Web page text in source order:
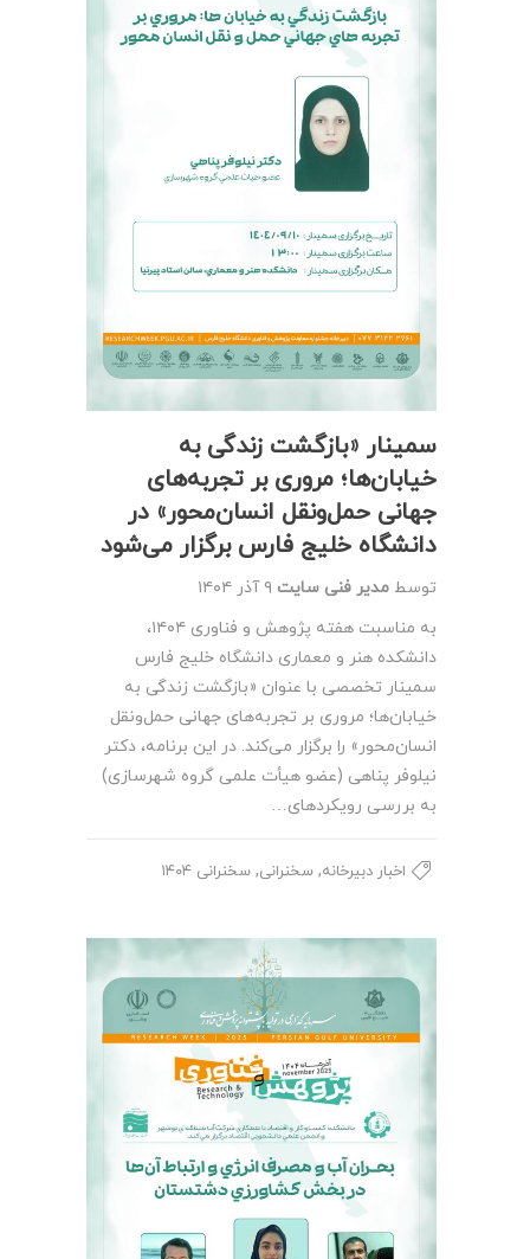
سمینار «بازگشت زندگی به
خیابان‌ها؛ مروری بر تجربه‌های
جهانی حمل‌ونقل انسان‌محور» در
دانشگاه خلیج فارس برگزار می‌شود
توسط مدیر فنی سایت ۹ آذر ۱۴۰۴
به مناسبت هفته پژوهش و فناوری ۱۴۰۴،
دانشکده هنر و معماری دانشگاه خلیج فارس
سمینار تخصصی با عنوان «بازگشت زندگی به
خیابان‌ها؛ مروری بر تجربه‌های جهانی حمل‌ونقل
انسان‌محور» را برگزار می‌کند. در این برنامه، دکتر
نیلوفر پناهی (عضو هیأت علمی گروه شهرسازی)
به بررسی رویکردهای…
اخبار دبیرخانه, سخنرانی, سخنرانی ۱۴۰۴